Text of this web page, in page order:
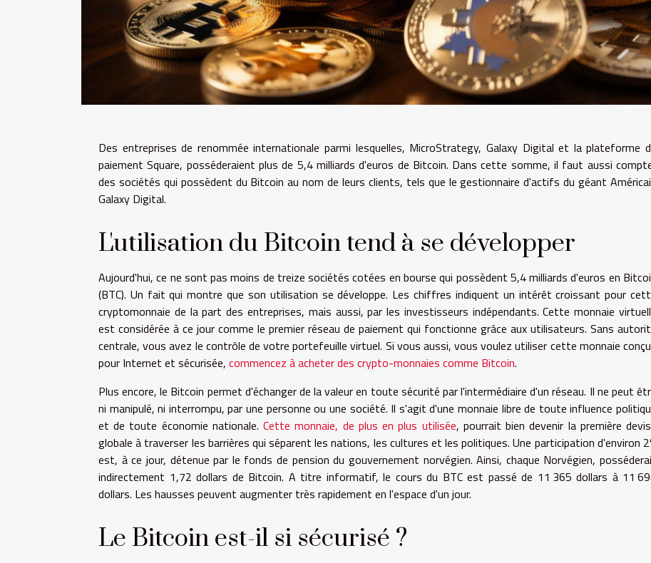
Des entreprises de renommée internationale parmi lesquelles, MicroStrategy, Galaxy Digital et la plateforme
paiement Square, posséderaient plus de 5,4 milliards d'euros de Bitcoin. Dans cette somme, il faut aussi
des sociétés qui possèdent du Bitcoin au nom de leurs clients, tels que le gestionnaire d'actifs du géant
Galaxy Digital.
L'utilisation du Bitcoin tend à se développer
Aujourd'hui, ce ne sont pas moins de treize sociétés cotées en bourse qui possèdent 5,4 milliards d'euros en
(BTC). Un fait qui montre que son utilisation se développe. Les chiffres indiquent un intérêt croissant pour
cryptomonnaie de la part des entreprises, mais aussi, par les investisseurs indépendants. Cette monnaie
est considérée à ce jour comme le premier réseau de paiement qui fonctionne grâce aux utilisateurs. Sans
centrale, vous avez le contrôle de votre portefeuille virtuel. Si vous aussi, vous voulez utiliser cette monnaie
pour Internet et sécurisée, commencez à acheter des crypto-monnaies comme Bitcoin.
Plus encore, le Bitcoin permet d'échanger de la valeur en toute sécurité par l'intermédiaire d'un réseau. Il ne peut
ni manipulé, ni interrompu, par une personne ou une société. Il s'agit d'une monnaie libre de toute influence
et de toute économie nationale.Cette monnaie, de plus en plus utilisée, pourrait bien devenir la première
globale à traverser les barrières qui séparent les nations, les cultures et les politiques. Une participation d'environ
est, à ce jour, détenue par le fonds de pension du gouvernement norvégien. Ainsi, chaque Norvégien,
indirectement 1,72 dollars de Bitcoin. A titre informatif, le cours du BTC est passé de 11 365 dollars à 11
dollars. Les hausses peuvent augmenter très rapidement en l'espace d'un jour.
Le Bitcoin est-il si sécurisé ?